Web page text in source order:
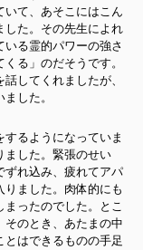
いて、あそこにはこん
した。その先生によれ
る霊的パワーの強さ
る」のだそうです。
してくれましたが、
した。
るようになっていま
ました。緊張のせい
ずれ込み、疲れてアパ
ました。肉体的にも
ったのでした。とこ
そのとき、あたまの中
はできるものの手足